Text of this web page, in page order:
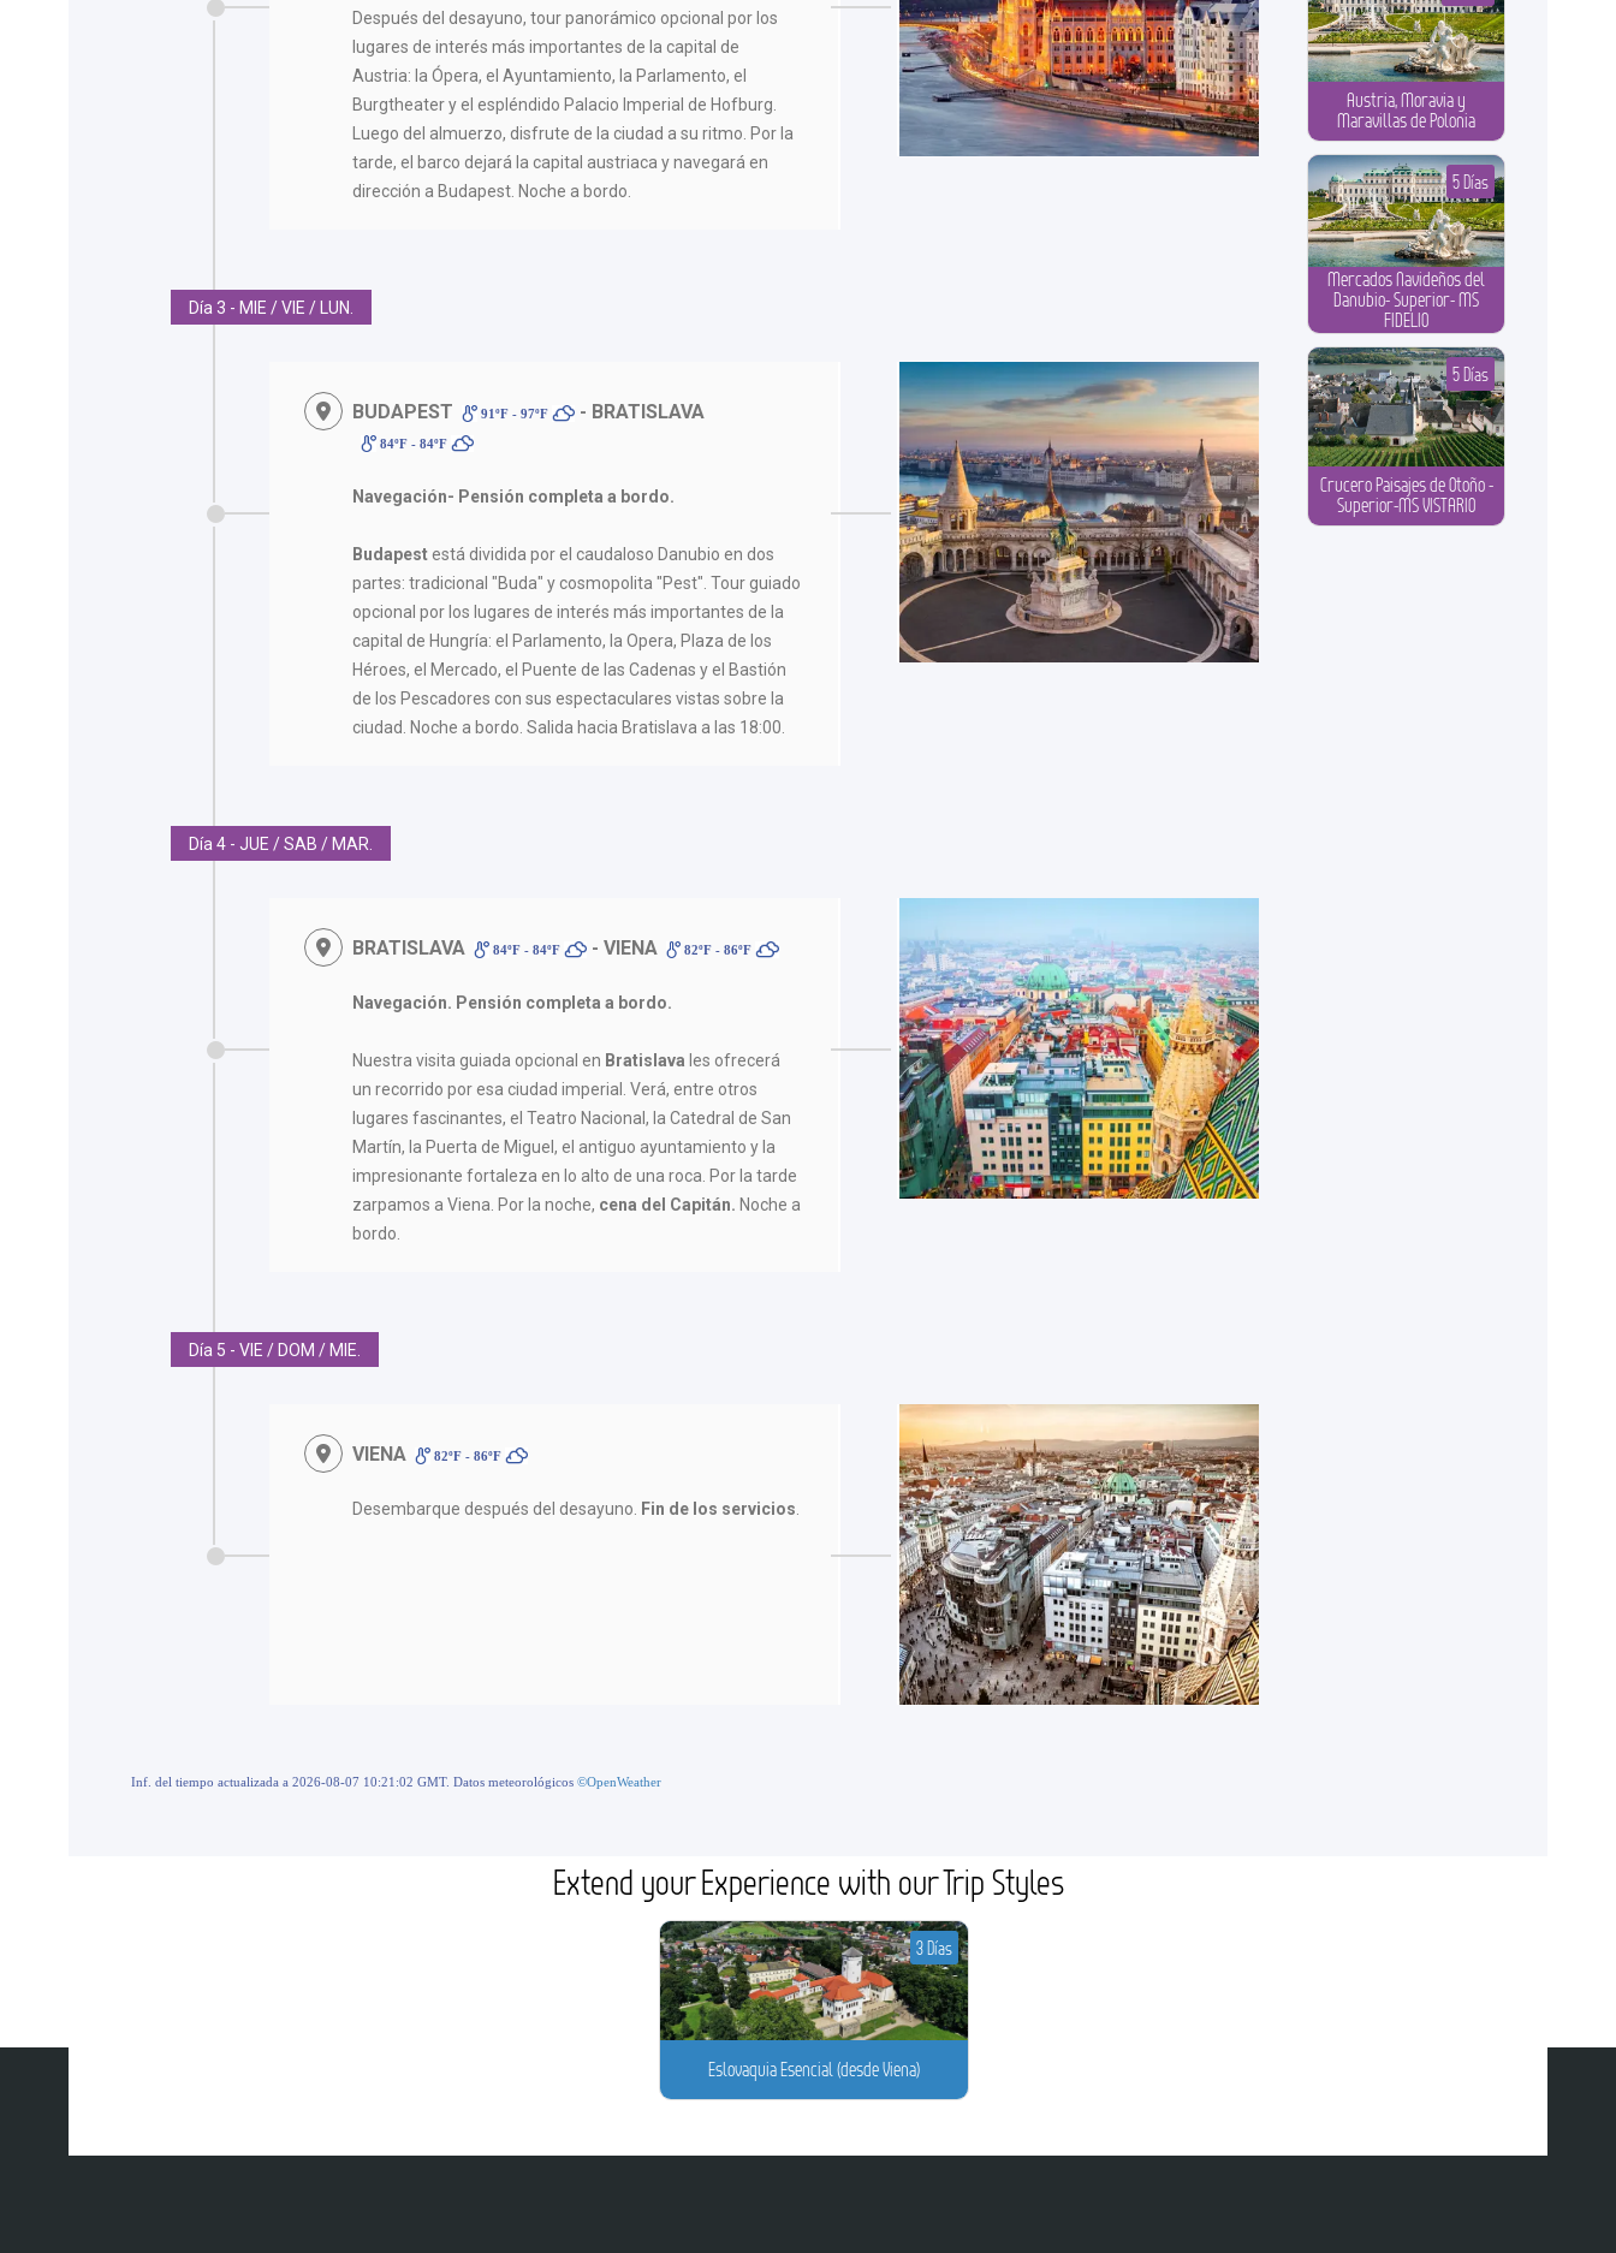
Después del desayuno, tour panorámico opcional por los
lugares de interés más importantes de la capital de
Austria: la Ópera, el Ayuntamiento, la Parlamento, el
Burgtheater y el espléndido Palacio Imperial de Hofburg.
Luego del almuerzo, disfrute de la ciudad a su ritmo. Por la
tarde, el barco dejará la capital austriaca y navegará en
dirección a Budapest. Noche a bordo.
Día 3 - MIE / VIE / LUN.
BUDAPEST 91ºF - 97ºF - BRATISLAVA
84ºF - 84ºF
Navegación- Pensión completa a bordo.
Budapestestá dividida por el caudaloso Danubio en dos
partes: tradicional "Buda" y cosmopolita "Pest". Tour guiado
opcional por los lugares de interés más importantes de la
capital de Hungría: el Parlamento, la Opera, Plaza de los
Héroes, el Mercado, el Puente de las Cadenas y el Bastión
de los Pescadores con sus espectaculares vistas sobre la
ciudad. Noche a bordo. Salida hacia Bratislava a las 18:00.
Día 4 - JUE / SAB / MAR.
BRATISLAVA 84ºF - 84ºF - VIENA 82ºF - 86ºF
Navegación. Pensión completa a bordo.
Nuestra visita guiada opcional en Bratislava les ofrecerá
un recorrido por esa ciudad imperial. Verá, entre otros
lugares fascinantes, el Teatro Nacional, la Catedral de San
Martín, la Puerta de Miguel, el antiguo ayuntamiento y la
impresionante fortaleza en lo alto de una roca. Por la tarde
zarpamos a Viena. Por la noche, cena del Capitán. Noche a
bordo.
Día 5 - VIE / DOM / MIE.
VIENA 82ºF - 86ºF
Desembarque después del desayuno. Fin de los servicios
Inf. del tiempo actualizada a 2026-08-07 10:21:02 GMT. Datos meteorológicos ©OpenWeather
Austria, Moravia y
Maravillas de Polonia
Mercados Navideños del
Danubio- Superior- MS
FIDELIO
5 Días
Crucero Paisajes de Otoño -
Superior-MS VISTARIO
5 Días
Extend your Experience with our Trip Styles
Eslovaquia Esencial (desde Viena)
3 Días